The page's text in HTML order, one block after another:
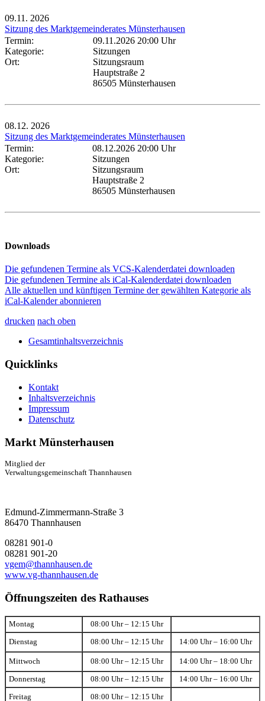
09.11. 2026
Sitzung des Marktgemeinderates Münsterhausen
Termin:
09.11.2026 20:00 Uhr
Kategorie:
Sitzungen
Ort:
Sitzungsraum
Hauptstraße 2
86505 Münsterhausen
08.12. 2026
Sitzung des Marktgemeinderates Münsterhausen
Termin:
08.12.2026 20:00 Uhr
Kategorie:
Sitzungen
Ort:
Sitzungsraum
Hauptstraße 2
86505 Münsterhausen
Downloads
Die gefundenen Termine als VCS-Kalenderdatei downloaden
Die gefundenen Termine als iCal-Kalenderdatei downloaden
Alle aktuellen und künftigen Termine der gewählten Kategorie als
iCal-Kalender abonnieren
drucken nach oben
Gesamtinhaltsverzeichnis
Quicklinks
Kontakt
Inhaltsverzeichnis
Impressum
Datenschutz
Markt Münsterhausen
Mitglied der
Verwaltungsgemeinschaft Thannhausen
Edmund-Zimmermann-Straße 3
86470 Thannhausen
08281 901-0
08281 901-20
vgem@thannhausen.de
www.vg-thannhausen.de
Öffnungszeiten des Rathauses
Montag 08:00 Uhr – 12:15 Uhr
Dienstag 08:00 Uhr – 12:15 Uhr 14:00 Uhr – 16:00 Uhr
Mittwoch 08:00 Uhr – 12:15 Uhr 14:00 Uhr – 18:00 Uhr
Donnerstag 08:00 Uhr – 12:15 Uhr 14:00 Uhr – 16:00 Uhr
Freitag 08:00 Uhr – 12:15 Uhr